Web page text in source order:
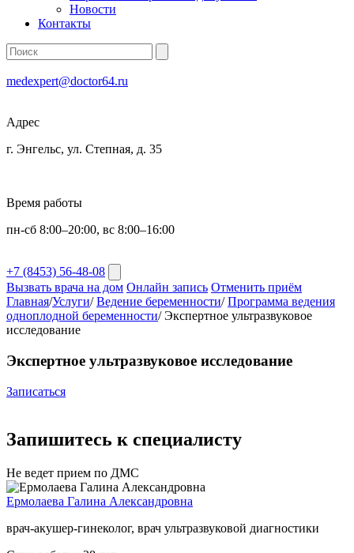
Новости
Контакты
medexpert@doctor64.ru
Адрес
г. Энгельс, ул. Степная, д. 35
Время работы
пн-сб 8:00–20:00, вс 8:00–16:00
+7 (8453) 56-48-08
Вызвать врача на дом Онлайн запись Отменить приём
Главная/Услуги/ Ведение беременности/ Программа ведения
одноплодной беременности/ Экспертное ультразвуковое
исследование
Экспертное ультразвуковое исследование
Записаться
Запишитесь к специалисту
Не ведет прием по ДМС
Ермолаева Галина Александровна
врач-акушер-гинеколог, врач ультразвуковой диагностики